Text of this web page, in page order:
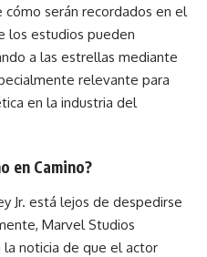
serán recordados en el
los estudios pueden
a las estrellas mediante
relevante para
en la industria del
en Camino?
Jr. está lejos de despedirse
Marvel Studios
noticia de que el actor